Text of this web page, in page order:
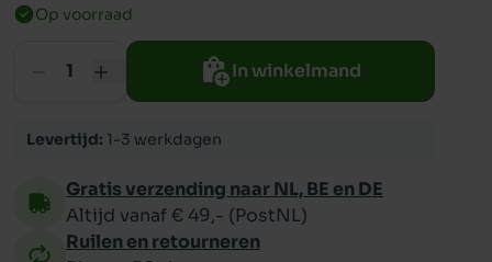
Op voorraad
In winkelmand
Levertijd: 1-3 werkdagen
Gratis verzending naar NL, BE en DE
Altijd vanaf € 49,- (PostNL)
Ruilen en retourneren